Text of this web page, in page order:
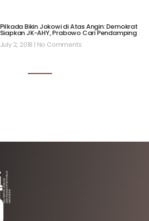
Pilkada Bikin Jokowi di Atas Angin: Demokrat
Siapkan JK-AHY, Prabowo Cari Pendamping
July 2, 2018 No Comments